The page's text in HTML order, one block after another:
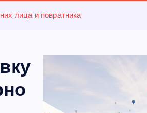
лица и повратника